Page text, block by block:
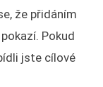
že přidáním
Pokud
jste cílové